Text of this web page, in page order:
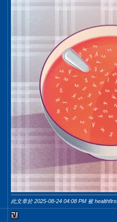
此文章於 2025-08-24 04:08 PM 被